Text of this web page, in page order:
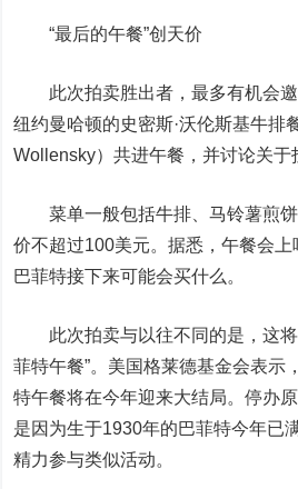
“最后的午餐”创天价
此次拍卖胜出者，最多有机会邀
纽约曼哈顿的史密斯·沃伦斯基牛排
Wollensky）共进午餐，并讨论关于
菜单一般包括牛排、马铃薯煎饼
价不超过100美元。据悉，午餐会
巴菲特接下来可能会买什么。
此次拍卖与以往不同的是，这将
菲特午餐”。美国格莱德基金会表示
特午餐将在今年迎来大结局。停办
是因为生于1930年的巴菲特今年已
精力参与类似活动。